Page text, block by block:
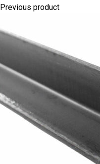
Previous product